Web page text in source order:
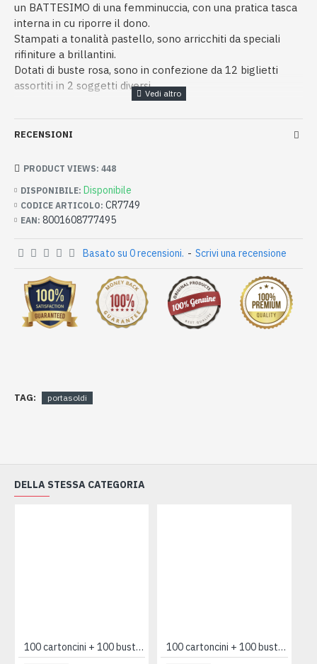
un BATTESIMO di una femminuccia, con una pratica tasca
interna in cu riporre il dono.
Stampati a tonalità pastello, sono arricchiti da speciali
rifiniture a brillantini.
Dotati di buste rosa, sono in confezione da 12 biglietti
assortiti in 2 soggetti diversi.
RECENSIONI
DISPONIBILE: Disponibile
CODICE ARTICOLO: CR7749
EAN: 8001608777495
PRODUCT VIEWS: 448
Basato su 0 recensioni. - Scrivi una recensione
TAG: portasoldi
DELLA STESSA CATEGORIA
100 cartoncini + 100 buste 7x11 AZZURRO 100 cartoncini + 100 buste 7x11 ROSA